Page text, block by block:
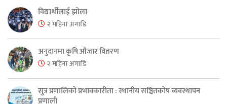
विद्यार्थीलाई झोला
२ महिना अगाडि
अनुदानमा कृषि औजार वितरण
२ महिना अगाडि
सुत्र प्रणालिको प्रभावकारीता : स्थानीय सञ्चितकोष व्यवस्थापन
प्रणाली